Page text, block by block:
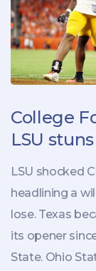
College
LSU
Texas,
LSU shocked
headlining a
lose. Texas
its opener
State. Ohio